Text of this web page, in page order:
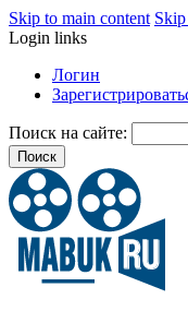
Skip to main content Skip
Login links
Логин
Поиск на сайте: